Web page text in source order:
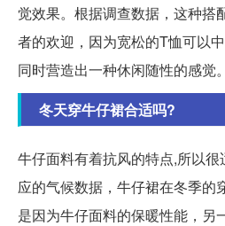
觉效果。根据调查数据，这种搭
者的欢迎，因为宽松的T恤可以
同时营造出一种休闲随性的感觉。
冬天穿牛仔裙合适吗?
牛仔面料有着抗风的特点,所以
应的气候数据，牛仔裙在冬季的
是因为牛仔面料的保暖性能，另